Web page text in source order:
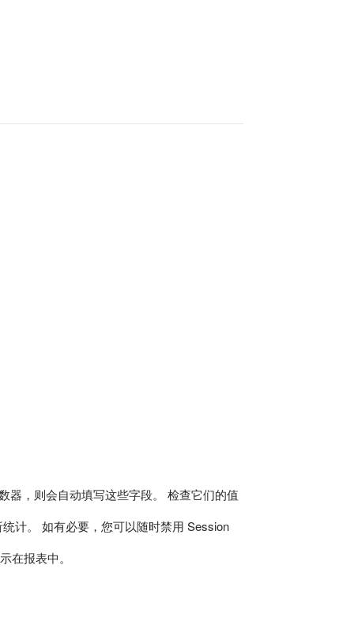
器，则会自动填写这些字段。 检查它们的值
计。 如有必要，您可以随时禁用 Session
在报表中。